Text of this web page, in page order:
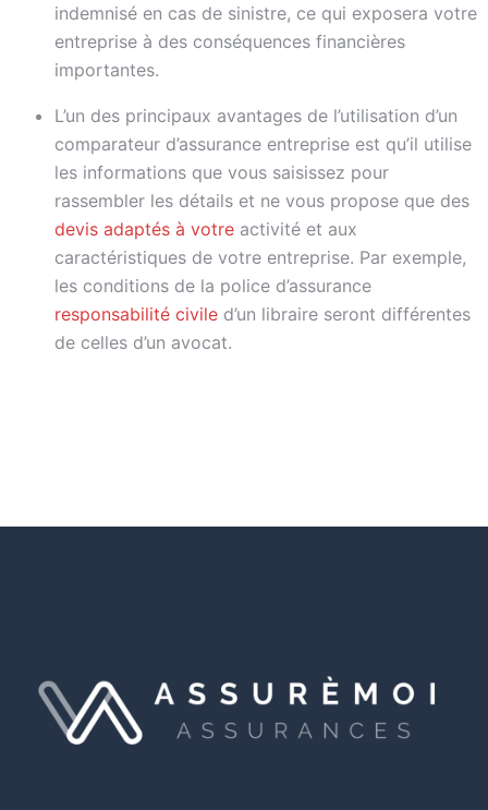
indemnisé en cas de sinistre, ce qui exposera votre
entreprise à des conséquences financières
importantes.
L’un des principaux avantages de l’utilisation d’un
comparateur d’assurance entreprise est qu’il utilise
les informations que vous saisissez pour
rassembler les détails et ne vous propose que des
devis adaptés à votre activité et aux
caractéristiques de votre entreprise. Par exemple,
les conditions de la police d’assurance
responsabilité civile d’un libraire seront différentes
de celles d’un avocat.